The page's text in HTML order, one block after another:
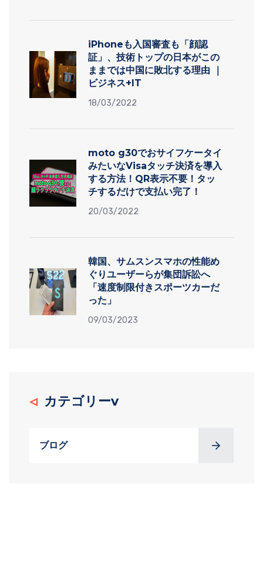
iPhoneも入国審査も「顔認
証」、技術トップの日本がこの
ままでは中国に敗北する理由 ｜
ビジネス+IT
18/03/2022
moto g30でおサイフケータイ
みたいなVisaタッチ決済を導入
する方法！QR表示不要！タッ
チするだけで支払い完了！
20/03/2022
韓国、サムスンスマホの性能め
ぐりユーザーらが集団訴訟へ
「速度制限付きスポーツカーだ
った」
09/03/2023
カテゴリーv
ブログ